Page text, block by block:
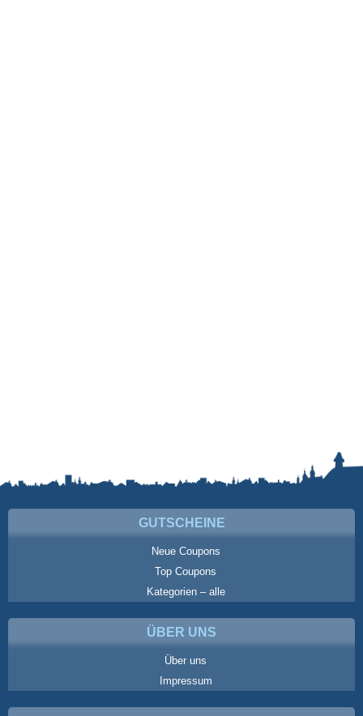
GUTSCHEINE
Neue Coupons
Top Coupons
Kategorien – alle
ÜBER UNS
Über uns
Impressum